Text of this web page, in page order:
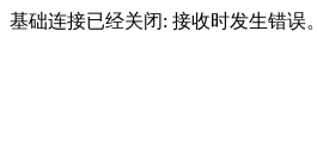
基础连接已经关闭: 接收时发生错误。